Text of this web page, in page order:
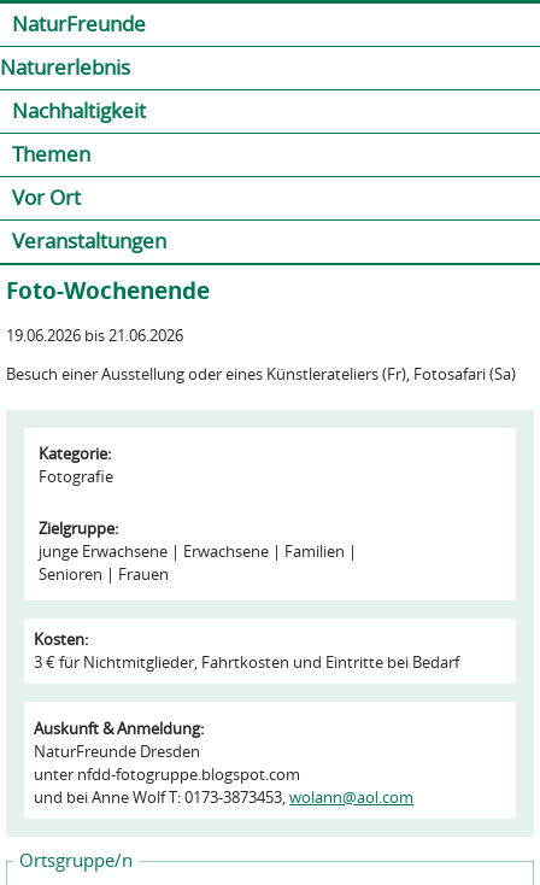
NaturFreunde
Naturerlebnis
Nachhaltigkeit
Themen
Vor Ort
Veranstaltungen
Foto-Wochenende
19.06.2026 bis 21.06.2026
Besuch einer Ausstellung oder eines Künstlerateliers (Fr), Fotosafari (Sa)
Kategorie:
Fotografie
Zielgruppe:
junge Erwachsene
Erwachsene
Familien
Senioren
Frauen
Kosten:
3 € für Nichtmitglieder, Fahrtkosten und Eintritte bei Bedarf
Auskunft & Anmeldung:
NaturFreunde Dresden
unter nfdd-fotogruppe.blogspot.com
und bei Anne Wolf T: 0173-3873453,wolann@aol.com
Ortsgruppe/n